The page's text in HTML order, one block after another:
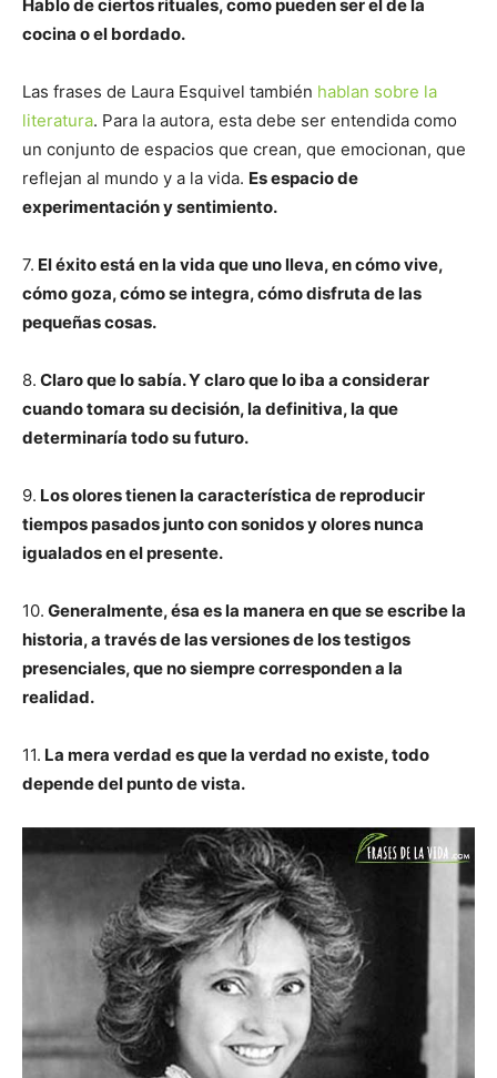
Hablo de ciertos rituales, como pueden ser el de la
cocina o el bordado.
Las frases de Laura Esquivel también hablan sobre la
literatura. Para la autora, esta debe ser entendida como
un conjunto de espacios que crean, que emocionan, que
reflejan al mundo y a la vida. Es espacio de
experimentación y sentimiento.
7. El éxito está en la vida que uno lleva, en cómo vive,
cómo goza, cómo se integra, cómo disfruta de las
pequeñas cosas.
8. Claro que lo sabía. Y claro que lo iba a considerar
cuando tomara su decisión, la definitiva, la que
determinaría todo su futuro.
9. Los olores tienen la característica de reproducir
tiempos pasados junto con sonidos y olores nunca
igualados en el presente.
10. Generalmente, ésa es la manera en que se escribe la
historia, a través de las versiones de los testigos
presenciales, que no siempre corresponden a la
realidad.
11. La mera verdad es que la verdad no existe, todo
depende del punto de vista.